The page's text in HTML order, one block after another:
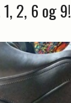
2, 6 og 9!